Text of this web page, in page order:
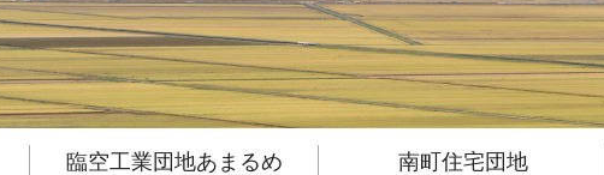
臨空工業団地あまるめ 南町住宅団地